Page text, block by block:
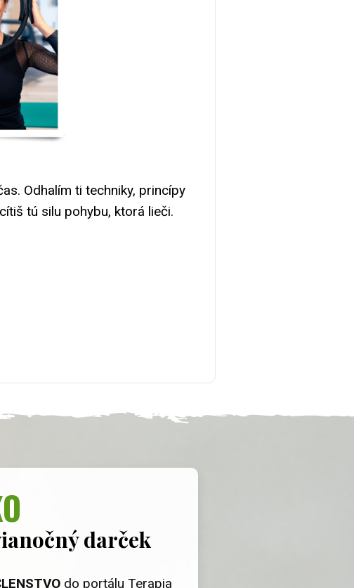
Odhalím ti techniky, princípy
tú silu pohybu, ktorá lieči.
darček
do portálu Terapia